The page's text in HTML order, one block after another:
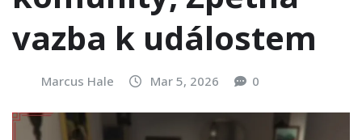
vazba k událostem
Marcus Hale Mar 5, 2026 0